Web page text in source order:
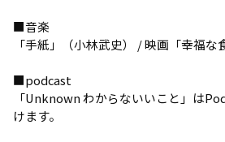
■音楽
「手紙」（小林武史） / 映画「幸福な
■podcast
「Unknown わからないいこと」は
けます。